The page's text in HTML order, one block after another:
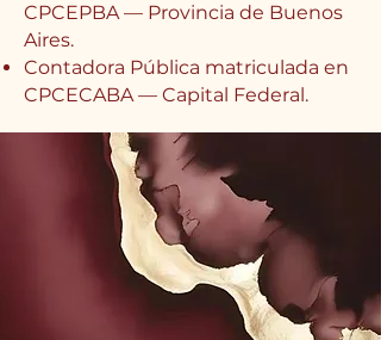
CPCEPBA — Provincia de Buenos
Aires.
Contadora Pública matriculada en
CPCECABA — Capital Federal.